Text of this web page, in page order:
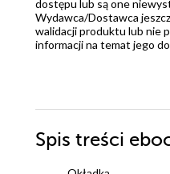
dostępu lub są one
Wydawca/Dostawca
walidacji produktu lub nie
informacji na temat jego
Spis treści